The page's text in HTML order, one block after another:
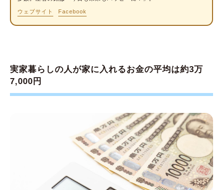
ウェブサイト Facebook
実家暮らしの人が家に入れるお金の平均は約3万
7,000円